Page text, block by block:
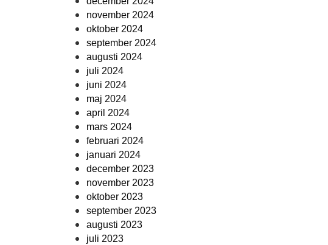
november 2024
oktober 2024
september 2024
augusti 2024
juli 2024
juni 2024
maj 2024
april 2024
mars 2024
februari 2024
januari 2024
december 2023
november 2023
oktober 2023
september 2023
augusti 2023
juli 2023